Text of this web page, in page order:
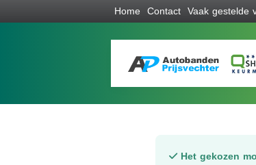
Home Contact Vaak gestelde
Het gekozen